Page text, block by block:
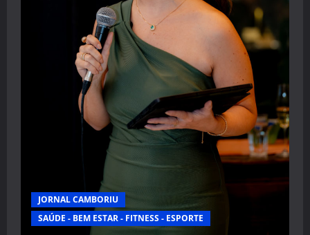
JORNAL CAMBORIU
SAÚDE - BEM ESTAR - FITNESS - ESPORTE